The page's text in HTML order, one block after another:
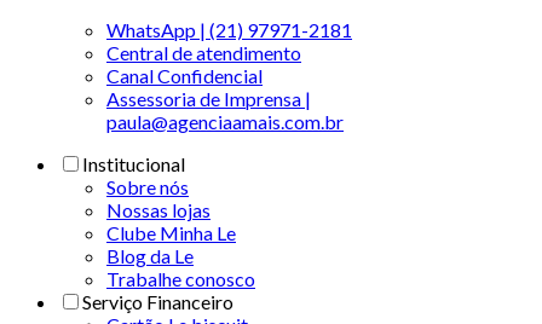
WhatsApp | (21) 97971-2181
Central de atendimento
Canal Confidencial
Assessoria de Imprensa |
paula@agenciaamais.com.br
Institucional
Sobre nós
Nossas lojas
Clube Minha Le
Blog da Le
Trabalhe conosco
Serviço Financeiro